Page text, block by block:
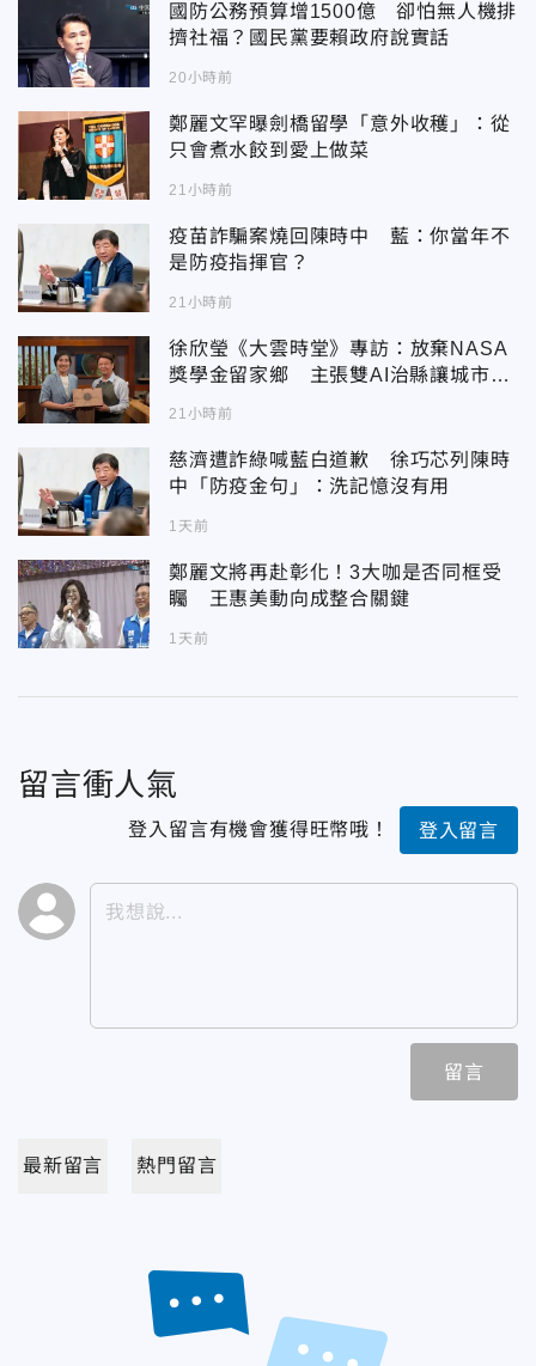
國防公務預算增1500億 卻怕無人機排
擠社福？國民黨要賴政府說實話
20小時前
鄭麗文罕曝劍橋留學「意外收穫」：從
只會煮水餃到愛上做菜
21小時前
疫苗詐騙案燒回陳時中 藍：你當年不
是防疫指揮官？
21小時前
徐欣瑩《大雲時堂》專訪：放棄NASA
獎學金留家鄉 主張雙AI治縣讓城市更
21小時前
慈濟遭詐綠喊藍白道歉 徐巧芯列陳時
中「防疫金句」：洗記憶沒有用
1天前
鄭麗文將再赴彰化！3大咖是否同框受
矚 王惠美動向成整合關鍵
1天前
留言衝人氣
登入留言有機會獲得旺幣哦！ 登入留言
留言
最新留言 熱門留言